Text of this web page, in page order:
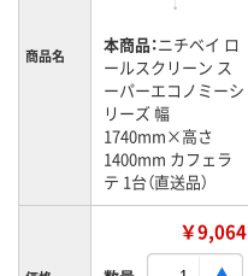
商品名 本商品：ニチベイ ロ
ールスクリーン ス
ーパーエコノミーシ
リーズ 幅
1740mm×高さ
1400mm カフェラ
テ 1台（直送品）
￥9,064